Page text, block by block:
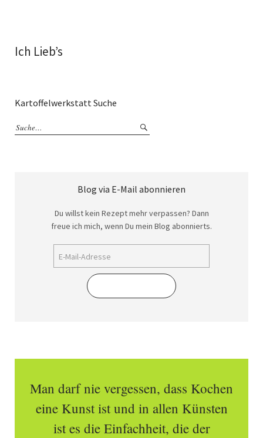
Ich Lieb’s
Kartoffelwerkstatt Suche
Blog via E-Mail abonnieren
Du willst kein Rezept mehr verpassen? Dann
freue ich mich, wenn Du mein Blog abonnierts.
Man darf nie vergessen, dass Kochen
eine Kunst ist und in allen Künsten
ist es die Einfachheit, die der